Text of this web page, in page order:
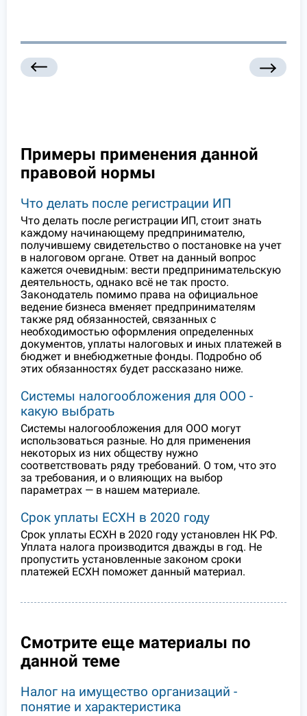
Примеры применения данной
правовой нормы
Что делать после регистрации ИП
Что делать после регистрации ИП, стоит знать
каждому начинающему предпринимателю,
получившему свидетельство о постановке на учет
в налоговом органе. Ответ на данный вопрос
кажется очевидным: вести предпринимательскую
деятельность, однако всё не так просто.
Законодатель помимо права на официальное
ведение бизнеса вменяет предпринимателям
также ряд обязанностей, связанных с
необходимостью оформления определенных
документов, уплаты налоговых и иных платежей в
бюджет и внебюджетные фонды. Подробно об
этих обязанностях будет рассказано ниже.
Системы налогообложения для ООО -
какую выбрать
Системы налогообложения для ООО могут
использоваться разные. Но для применения
некоторых из них обществу нужно
соответствовать ряду требований. О том, что это
за требования, и о влияющих на выбор
параметрах — в нашем материале.
Срок уплаты ЕСХН в 2020 году
Срок уплаты ЕСХН в 2020 году установлен НК РФ.
Уплата налога производится дважды в год. Не
пропустить установленные законом сроки
платежей ЕСХН поможет данный материал.
Смотрите еще материалы по
данной теме
Налог на имущество организаций -
понятие и характеристика